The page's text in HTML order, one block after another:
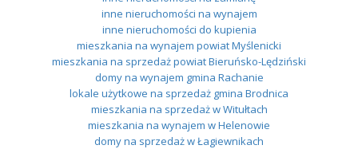
inne nieruchomości na wynajem
inne nieruchomości do kupienia
mieszkania na wynajem powiat Myślenicki
mieszkania na sprzedaż powiat Bieruńsko-Lędziński
domy na wynajem gmina Rachanie
lokale użytkowe na sprzedaż gmina Brodnica
mieszkania na sprzedaż w Witułtach
mieszkania na wynajem w Helenowie
domy na sprzedaż w Łagiewnikach